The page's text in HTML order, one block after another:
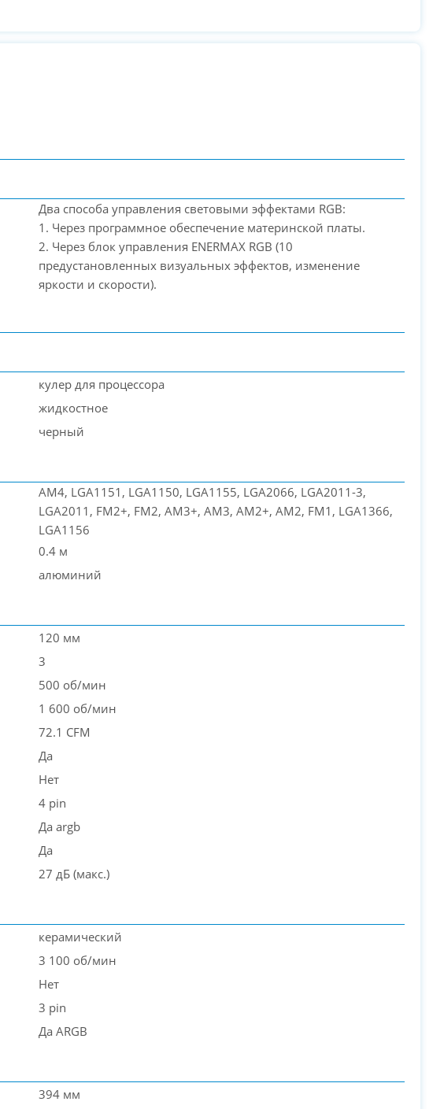
Два способа управления световыми эффектами RGB:
1. Через программное обеспечение материнской платы.
2. Через блок управления ENERMAX RGB (10
предустановленных визуальных эффектов, изменение
яркости и скорости).
кулер для процессора
жидкостное
черный
AM4, LGA1151, LGA1150, LGA1155, LGA2066, LGA2011-3,
LGA2011, FM2+, FM2, AM3+, AM3, AM2+, AM2, FM1, LGA1366,
LGA1156
0.4 м
алюминий
120 мм
3
500 об/мин
1 600 об/мин
72.1 CFM
Да
Нет
4 pin
Да argb
Да
27 дБ (макс.)
керамический
3 100 об/мин
Нет
3 pin
Да ARGB
394 мм